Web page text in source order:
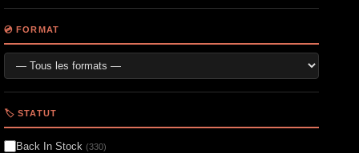
💿 FORMAT
🏷️ STATUT
Back In Stock (330)